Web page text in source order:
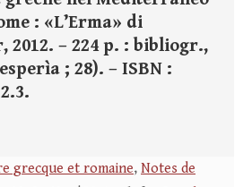
: «L’Erma» di
2012. – 224 p. : bibliogr.,
; 28). – ISBN :
grecque et romaine, Notes de